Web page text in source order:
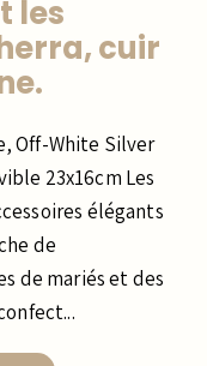
les
cuir
Off-White Silver
23x16cm Les
élégants
de
de mariés et des